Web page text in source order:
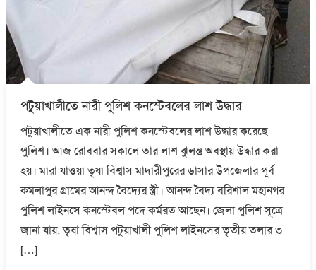
পটুয়াখালীতে নারী পুলিশ কনস্টেবলের লাশ উদ্ধার
পটুয়াখালীতে এক নারী পুলিশ কনস্টেবলের লাশ উদ্ধার করেছে
পুলিশ। আজ রোববার সকালে তার লাশ ঝুলন্ত অবস্থায় উদ্ধার করা
হয়। মারা যাওয়া তৃষা বিশ্বাস মাদারীপুরের ডাসার উপজেলার পূর্ব
কমলাপুর গ্রামের আনন্দ বৈদ্যের স্ত্রী। আনন্দ বৈদ্য বরিশাল মহানগর
পুলিশ লাইনসে কনস্টেবল পদে কর্মরত আছেন। জেলা পুলিশ সূত্রে
জানা যায়, তৃষা বিশ্বাস পটুয়াখালী পুলিশ লাইনসের তৃতীয় তলার ৩
[…]